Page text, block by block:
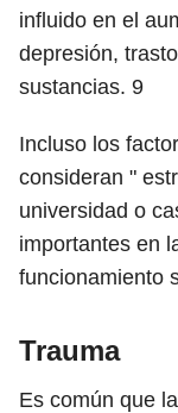
influido en el
depresión,
sustancias. 9
Incluso los
consideran "
universidad o
importantes en
funcionamiento
Trauma
Es común que